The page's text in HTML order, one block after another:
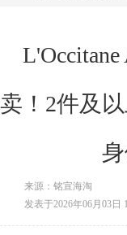
卖！2件及
来源：铭宣海淘
发表于2026年06月03日